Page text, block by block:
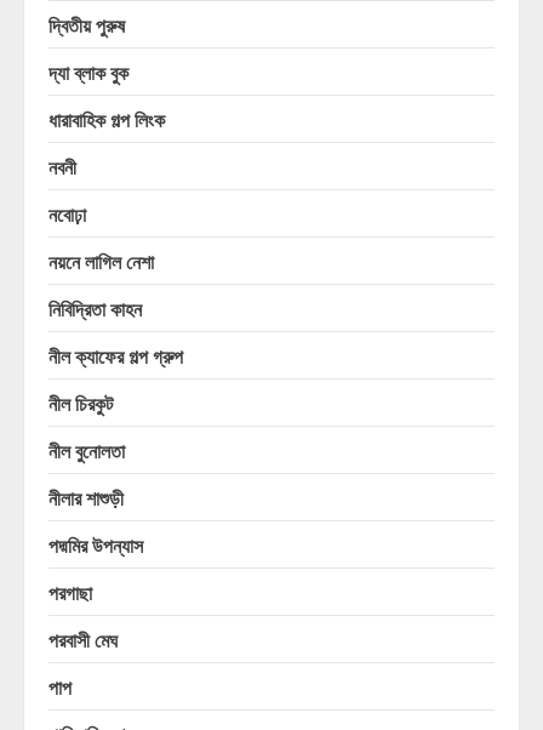
দ্বিতীয় পুরুষ
দ্যা ব্লাক বুক
ধারাবাহিক গল্প লিংক
নবনী
নবোঢ়া
নয়নে লাগিল নেশা
নিবিদ্রিতা কাহন
নীল ক্যাফের গল্প গ্রুপ
নীল চিরকুট
নীল বুনোলতা
নীলার শাশুড়ী
পদ্মমির উপন্যাস
পরগাছা
পরবাসী মেঘ
পাপ